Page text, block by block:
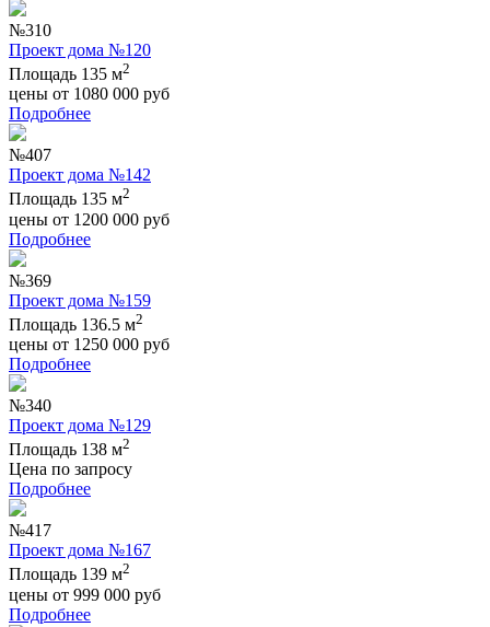
№310
Проект дома №120
Площадь 135 м2
цены от 1080 000 руб
Подробнее
№407
Проект дома №142
Площадь 135 м2
цены от 1200 000 руб
Подробнее
№369
Проект дома №159
Площадь 136.5 м2
цены от 1250 000 руб
Подробнее
№340
Проект дома №129
Площадь 138 м2
Цена по запросу
Подробнее
№417
Проект дома №167
Площадь 139 м2
цены от 999 000 руб
Подробнее